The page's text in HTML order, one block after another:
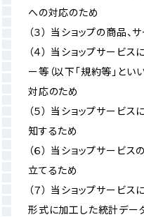
への対応のため
（３） 当ショップの商品
（４） 当ショップサービ
ー等（以下「規約等」とい
対応のため
（５） 当ショップサービ
知するため
（６） 当ショップサービ
立てるため
（７） 当ショップサービ
形式に加工した統計デー